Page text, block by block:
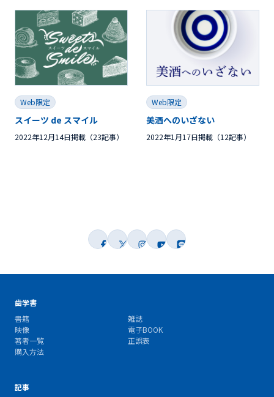
Web限定
スイーツ de スマイル
2022年12月14日掲載（23記事）
Web限定
美酒へのいざない
2022年1月17日掲載（12記事）
歯学書
書籍
雑誌
映像
電子BOOK
著者一覧
正誤表
購入方法
記事